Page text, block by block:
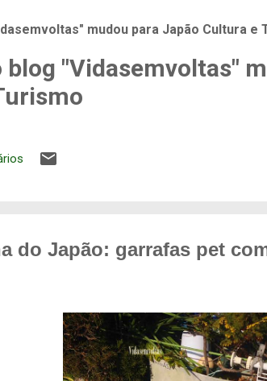
mudou para Japão Cultura e
blog "Vidasemvoltas"
do Japão: garrafas pet